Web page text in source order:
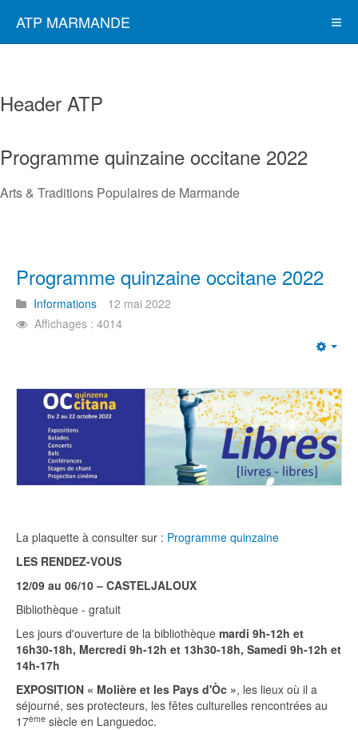
ATP MARMANDE
Header ATP
Programme quinzaine occitane 2022
Arts & Traditions Populaires de Marmande
Programme quinzaine occitane 2022
Informations
12 mai 2022
Affichages : 4014
La plaquette à consulter sur : Programme quinzaine
LES RENDEZ-VOUS
12/09 au 06/10 – CASTELJALOUX
Bibliothèque - gratuit
Les jours d'ouverture de la bibliothèque mardi 9h-12h et
16h30-18h, Mercredi 9h-12h et 13h30-18h, Samedi 9h-12h et
14h-17h
EXPOSITION « Molière et les Pays d'Òc », les lieux où il a
séjourné, ses protecteurs, les fêtes culturelles rencontrées au
17ème siècle en Languedoc.